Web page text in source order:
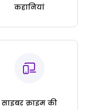
कहानियां
साइबर क्राइम की